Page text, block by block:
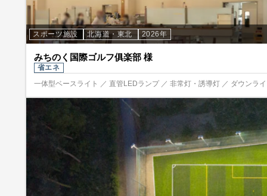
スポーツ施設 北海道・東北 2026年
みちのく国際ゴルフ俱楽部 様
省エネ
一体型ベースライト ／ 直管LEDランプ ／ 非常灯・誘導灯 ／ ダウンラ